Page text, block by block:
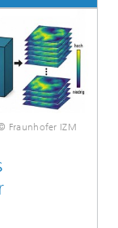
Fraunhofer IZM